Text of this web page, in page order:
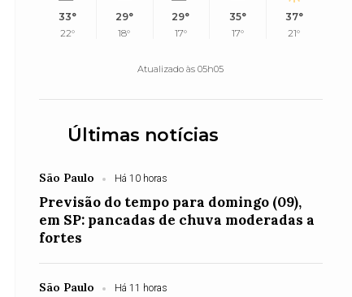
33°
22°
29°
18°
29°
17°
35°
17°
37°
21°
Atualizado às 05h05
Últimas notícias
São Paulo Há 10 horas
Previsão do tempo para domingo (09),
em SP: pancadas de chuva moderadas a
fortes
São Paulo Há 11 horas